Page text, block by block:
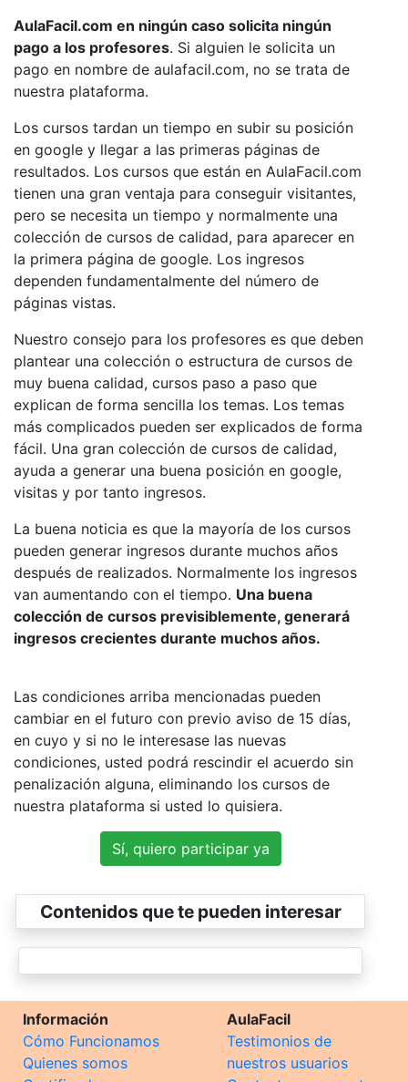
AulaFacil.com en ningún caso solicita ningún
pago a los profesores. Si alguien le solicita un
pago en nombre de aulafacil.com, no se trata de
nuestra plataforma.
Los cursos tardan un tiempo en subir su posición
en google y llegar a las primeras páginas de
resultados. Los cursos que están en AulaFacil.com
tienen una gran ventaja para conseguir visitantes,
pero se necesita un tiempo y normalmente una
colección de cursos de calidad, para aparecer en
la primera página de google. Los ingresos
dependen fundamentalmente del número de
páginas vistas.
Nuestro consejo para los profesores es que deben
plantear una colección o estructura de cursos de
muy buena calidad, cursos paso a paso que
explican de forma sencilla los temas. Los temas
más complicados pueden ser explicados de forma
fácil. Una gran colección de cursos de calidad,
ayuda a generar una buena posición en google,
visitas y por tanto ingresos.
La buena noticia es que la mayoría de los cursos
pueden generar ingresos durante muchos años
después de realizados. Normalmente los ingresos
van aumentando con el tiempo. Una buena
colección de cursos previsiblemente, generará
ingresos crecientes durante muchos años.
Las condiciones arriba mencionadas pueden
cambiar en el futuro con previo aviso de 15 días,
en cuyo y si no le interesase las nuevas
condiciones, usted podrá rescindir el acuerdo sin
penalización alguna, eliminando los cursos de
nuestra plataforma si usted lo quisiera.
Sí, quiero participar ya
Contenidos que te pueden interesar
Información
Cómo Funcionamos
Quienes somos
AulaFacil
Testimonios de
nuestros usuarios